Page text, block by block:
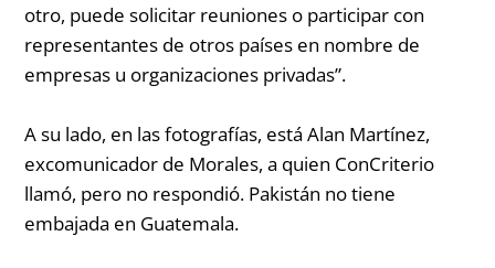
otro, puede solicitar reuniones o participar con
representantes de otros países en nombre de
empresas u organizaciones privadas”.
A su lado, en las fotografías, está Alan Martínez,
excomunicador de Morales, a quien ConCriterio
llamó, pero no respondió. Pakistán no tiene
embajada en Guatemala.